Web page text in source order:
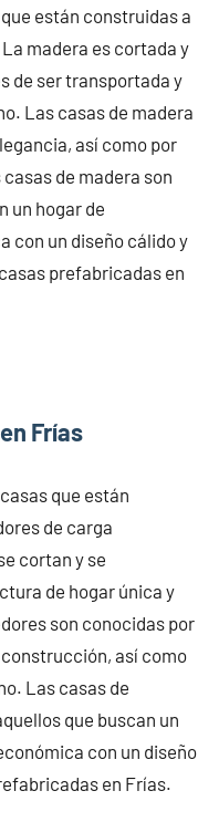
están construidas a
madera es cortada y
de ser transportada y
Las casas de madera
así como por
de madera son
un hogar de
con un diseño cálido y
prefabricadas en
Frías
que están
de carga
cortan y se
de hogar única y
son conocidas por
así como
Las casas de
que buscan un
con un diseño
en Frías.